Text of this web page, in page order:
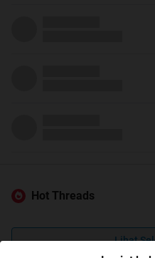
Hot Threads
Lihat